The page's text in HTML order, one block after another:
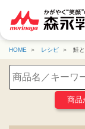
HOME レシピ 鮭
商品